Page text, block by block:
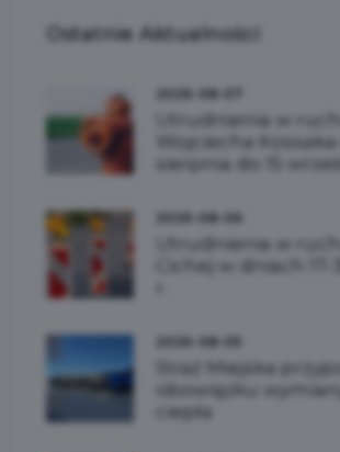
Ostatnie Aktualności
Utrudnienia w
Wojciecha Kossaka
sierpnia do 15
Utrudnienia w
Cichej w dniach 17-
Straż Miejska
obowiązku
ciepła